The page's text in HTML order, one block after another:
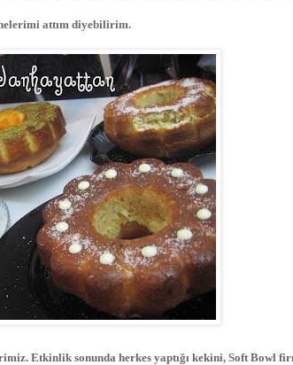
attım diyebilirim.
Etkinlik sonunda herkes yaptığı kekini, Soft Bowl